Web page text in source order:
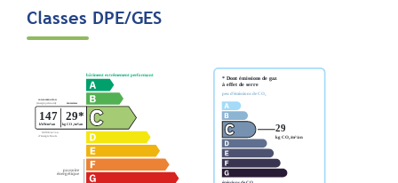
Classes DPE/GES